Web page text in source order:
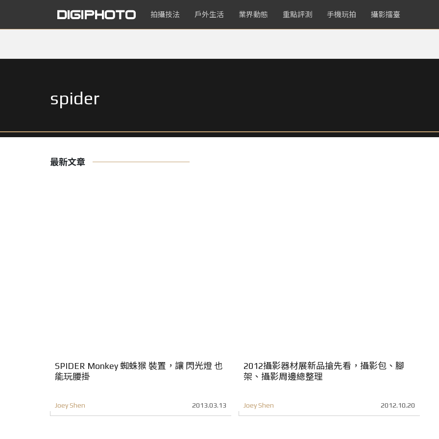
拍攝技法 戶外生活 業界動態 重點評測 手機玩拍 攝影擂臺
spider
最新文章
SPIDER Monkey 蜘蛛猴 裝置，讓 閃光燈 也
能玩腰掛
Joey Shen 2013.03.13
2012攝影器材展新品搶先看，攝影包、腳
架、攝影周邊總整理
Joey Shen 2012.10.20